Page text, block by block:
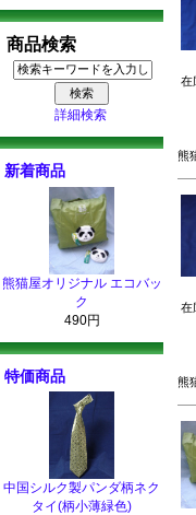
商品検索
詳細検索
新着商品
熊猫屋オリジナル エコバッ
ク
490円
特価商品
中国シルク製パンダ柄ネク
タイ(柄小薄緑色)
在
熊
在
熊